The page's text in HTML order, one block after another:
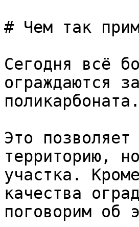
# Чем так
Сегодня всё
ограждаются
поликарбоната.
Это
территорию,
участка.
качества
поговорим об